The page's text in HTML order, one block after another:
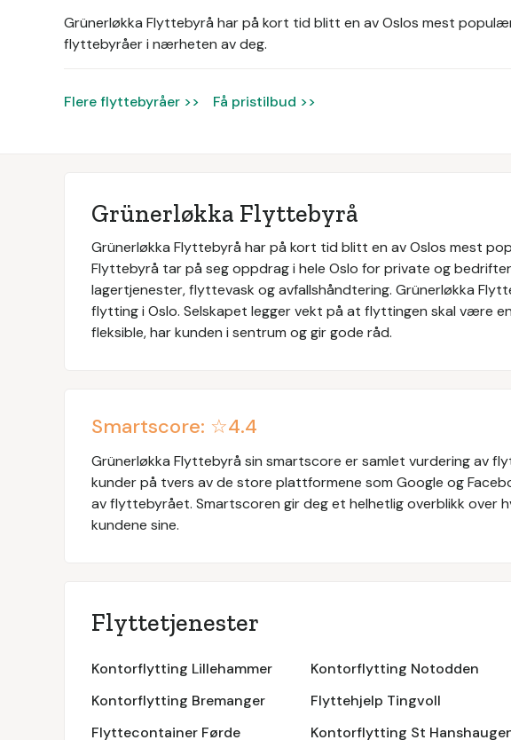
Grünerløkka Flyttebyrå har på kort tid blitt en av Oslos mest
flyttebyråer i nærheten av deg.
Flere flyttebyråer >> Få pristilbud >>
Grünerløkka Flyttebyrå
Grünerløkka Flyttebyrå har på kort tid blitt en av Oslos mest
Flyttebyrå tar på seg oppdrag i hele Oslo for private og
lagertjenester, flyttevask og avfallshåndtering. Grünerløkka
flytting i Oslo. Selskapet legger vekt på at flyttingen skal være
fleksible, har kunden i sentrum og gir gode råd.
Smartscore: ☆4.4
Grünerløkka Flyttebyrå sin smartscore er samlet vurdering av
kunder på tvers av de store plattformene som Google og
av flyttebyrået. Smartscoren gir deg et helhetlig overblikk over
kundene sine.
Flyttetjenester
Kontorflytting Lillehammer Kontorflytting Notodden
Kontorflytting Bremanger
Flyttehjelp Tingvoll
Flyttecontainer Førde
Kontorflytting St